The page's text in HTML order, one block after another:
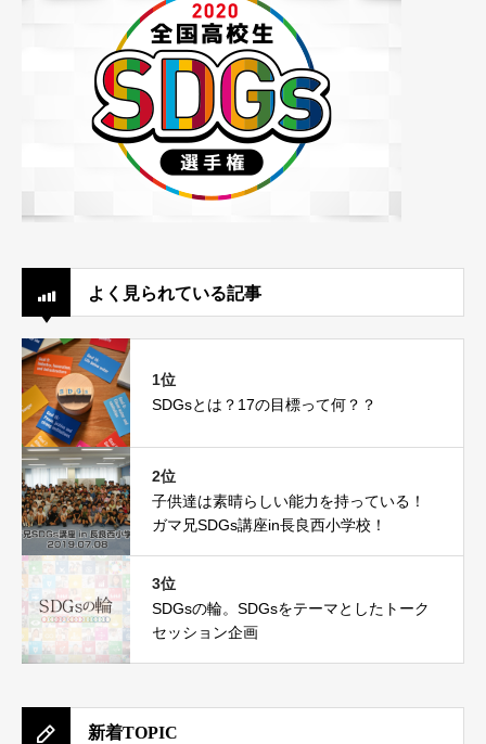
よく見られている記事
1位
SDGsとは？17の目標って何？？
2位
子供達は素晴らしい能力を持っている！
ガマ兄SDGs講座in長良西小学校！
3位
SDGsの輪。SDGsをテーマとしたトーク
セッション企画
新着TOPIC